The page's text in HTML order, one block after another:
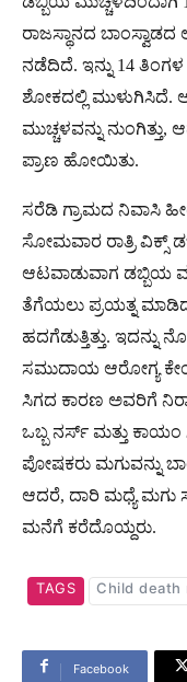
ರಾಜಸ್ಥಾನದ
ನಡೆದಿದೆ. ಇನ್ನು 14
ಶೋಕದಲ್ಲಿ ಮುಳುಗಿಸಿದೆ.
ಮುಚ್ಚಳವನ್ನು
ಪ್ರಾಣ ಹೋಯಿತು.
ಸರೆಡಿ ಗ್ರಾಮದ ನಿವಾಸಿ
ಸೋಮವಾರ ರಾತ್ರಿ ವಿಕ್ಸ್
ಆಟವಾಡುವಾಗ ಡಬ್ಬಿಯ
ತೆಗೆಯಲು ಪ್ರಯತ್ನ
ಹದಗೆಡುತ್ತಿತ್ತು.
ಸಮುದಾಯ ಆರೋಗ್ಯ
ಸಿಗದ ಕಾರಣ ಅವರಿಗೆ
ಒಬ್ಬ ನರ್ಸ್ ಮತ್ತು ಕಾಯಂ
ಪೋಷಕರು ಮಗುವನ್ನು
ಆದರೆ, ದಾರಿ ಮಧ್ಯೆ ಮಗು
ಮನೆಗೆ ಕರೆದೊಯ್ದರು.
TAGS Child death
Facebook